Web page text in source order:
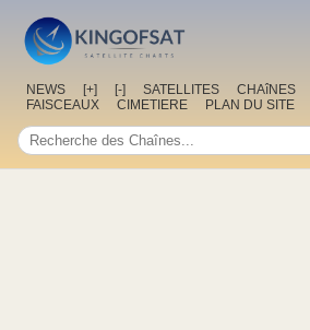
NEWS [+] [-] SATELLITES CHAîNES
FAISCEAUX
CIMETIERE PLAN DU SITE